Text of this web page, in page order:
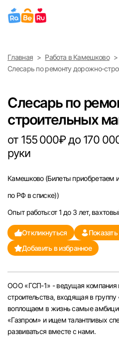
Найти работу
Выберите город
Санкт-Петербург
Екатеринбург
Саратов
Казань
Челябинск
Самара
Оренбург
Главная
Работа в Камешково
Слесарь по ремонту дорожно-
Слесарь по
строительных
от 155 000₽ до 170
руки
Камешково (Билеты приобретаем
по РФ в списке))
Опыт работы:от 1 до 3 лет,
Откликнуться
Добавить в избранное
ООО «ГСП-1» - ведущая компания
строительства, входящая в
воплощаем в жизнь самые
«Газпром» и ищем талантливых
развиваться вместе с нами.